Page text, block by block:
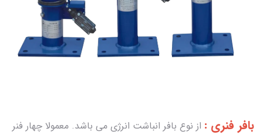
بافر فنری : از نوع بافر انباشت انرژی می باشد. معمولا چهار فنر